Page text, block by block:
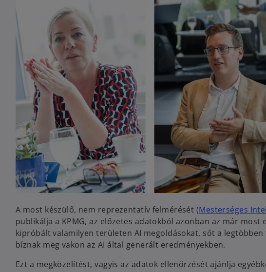
A most készülő, nem reprezentatív felmérését (Mesterséges
publikálja a KPMG, az előzetes adatokból azonban az már
kipróbált valamilyen területen AI megoldásokat, sőt a
bíznak meg vakon az AI által generált eredményekben.
Ezt a megközelítést, vagyis az adatok ellenőrzését ajánlja